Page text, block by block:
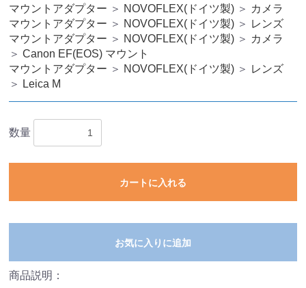
マウントアダプター ＞ NOVOFLEX(ドイツ製) ＞ カメラ
マウントアダプター ＞ NOVOFLEX(ドイツ製) ＞ レンズ
マウントアダプター ＞ NOVOFLEX(ドイツ製) ＞ カメラ
＞ Canon EF(EOS) マウント
マウントアダプター ＞ NOVOFLEX(ドイツ製) ＞ レンズ
＞
Leica M
数量
カートに入れる
お気に入りに追加
商品説明：